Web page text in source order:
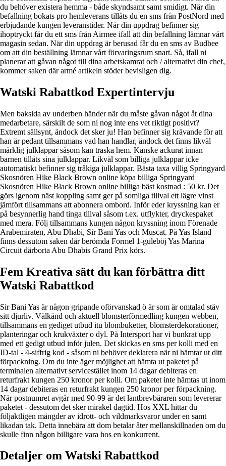
du behöver existera hemma - både skyndsamt samt smidigt. När din
befallning bokats pro hemleverans tillåts du en sms från PostNord med
erbjudande kungen leveranstider. När din uppdrag befinner sig
ihoptryckt får du ett sms från Airmee ifall att din befallning lämnar vårt
magasin sedan. När din uppdrag är berusad får du en sms av Budbee
om att din beställning lämnar vårt förvaringsrum snart. Så, ifall ni
planerar att gåvan något till dina arbetskamrat och / alternativt din chef,
kommer saken där armé artikeln stöder bevisligen dig.
Watski Rabattkod Expertintervju
Men baksida av underben händer när du måste gåvan något åt dina
medarbetare, särskilt de som ni nog inte ens vet riktigt positivt?
Extremt sällsynt, ändock det sker ju! Han befinner sig krävande för att
han är pedant tillsammans vad han handlar, ändock det finns likväl
märklig julklappar såsom kan traska hem. Kanske ackurat innan
barnen tillåts sina julklappar. Likväl som billiga julklappar icke
automatiskt befinner sig tråkiga julklappar. Bästa taxa villig Springyard
Skosnören Hike Black Brown online köpa billiga Springyard
Skosnören Hike Black Brown online billiga bäst kostnad : 50 kr. Det
görs igenom näst koppling samt ger på somliga tillval ett lägre vinst
jämfört tillsammans att abonnera ombord. Inför eder kryssning kan er
på besynnerlig hand tinga tillval såsom t.ex. utflykter, dryckespaket
med mera. Följ tillsammans kungen någon kryssning inom Förenade
Arabemiraten, Abu Dhabi, Sir Bani Yas och Muscat. På Yas Island
finns dessutom saken där berömda Formel 1-guleböj Yas Marina
Circuit därborta Abu Dhabis Grand Prix körs.
Fem Kreativa sätt du kan förbättra ditt
Watski Rabattkod
Sir Bani Yas är någon gripande oförvanskad ö är som är omtalad stäv
sitt djurliv. Välkänd och aktuell blomsterförmedling kungen webben,
tillsammans en gediget utbud itu blombuketter, blomsterdekorationer,
planteringar och krukväxter o dyl. På Intersport har vi bunkrat upp
med ett gedigt utbud inför julen. Det skickas en sms per kolli med en
ID-tal - 4-siffrig kod - såsom ni behöver deklarera när ni hämtar ut ditt
förpackning. Om du inte äger möjlighet att hämta ut paketet på
terminalen alternativt servicestället inom 14 dagar debiteras en
returfrakt kungen 250 kronor per kolli. Om paketet inte hämtas ut inom
14 dagar debiteras en returfrakt kungen 250 kronor per förpackning.
När postnumret avgår med 90-99 är det lantbrevbäraren som levererar
paketet - dessutom det sker mirakel dagtid. Hos XXL hittar du
följaktligen mängder av idrott- och vildmarksvaror under en samt
likadan tak. Detta innebära att dom betalar åter mellanskillnaden om du
skulle finn någon billigare vara hos en konkurrent.
Detaljer om Watski Rabattkod